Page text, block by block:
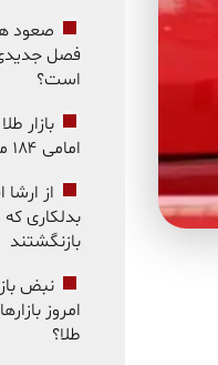
صعود
فصل جدیدی
است؟
بازار
امامی ۱۸۴ میلیون و ۵۰۰ هزار تومان شد
بدلکاری
بازنگشتند
امروز
طلا؟